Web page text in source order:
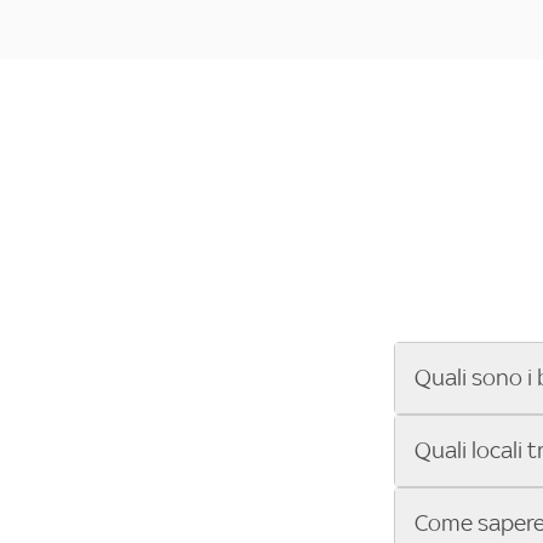
Quali sono i
Se cerchi un
ENILIVE, la
Sky Bar ti
Quali locali
Vuoi sapere
Come